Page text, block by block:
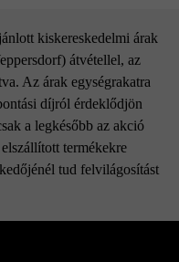
kiskereskedelmi árak
átvétellel, az
Az árak egységrakatra
díjról érdeklődjön
a legkésőbb az akció
termékekre
tud felvilágosítást